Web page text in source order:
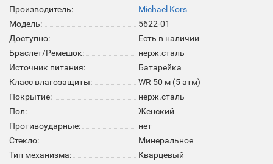
Производитель:
Michael Kors
Модель:
5622-01
Доступно:
Есть в наличии
Браслет/Ремешок:
нерж.сталь
Источник питания:
Батарейка
Класс влагозащиты:
WR 50 м (5 атм)
Покрытие:
нерж.сталь
Пол:
Женский
Противоударные:
нет
Стекло:
Минеральное
Тип механизма:
Кварцевый